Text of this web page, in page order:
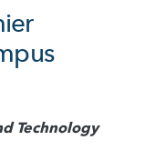
Technology